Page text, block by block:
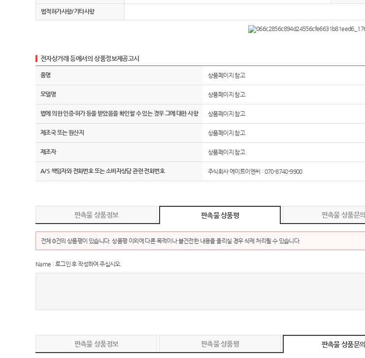
법적허가사항/기타사항
전자상거래 등에서의 상품정보제공고시
품명 상품페이지 참고
모델명 상품페이지 참고
법에 의한 인증·허가 등을 받았음을 확인할 수 있는 경우 그에 대한 사항 상품페이지 참고
제조국 또는 원산지 상품페이지 참고
제조자 상품페이지 참고
A/S 책임자와 전화번호 또는 소비자상담 관련 전화번호 주식회사 에이트이엔씨 : 070-8740-9900
판촉물 상품정보 판촉물 상품평 판촉물 상품문의
전체0건의 상품평이 있습니다. 상품평 이외에 다른 목적이나 불건전한 내용을 올리실 경우 삭제 처리될 수 있습니다.
Name : 로그인 후 작성하여 주십시오.
판촉물 상품정보 판촉물 상품평 판촉물 상품문의